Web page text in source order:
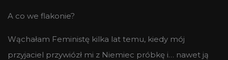
A co we flakonie?
Wąchałam Feministę kilka lat temu, kiedy mój
przyjaciel przywiózł mi z Niemiec próbkę i… nawet ją